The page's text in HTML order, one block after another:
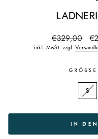
Normaler
Preis
€329,00
inkl. MwSt. zzgl.
GRÖSSE
S
IN